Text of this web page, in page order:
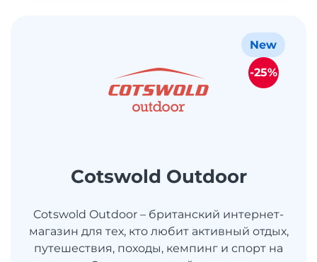
Cotswold Outdoor
Cotswold Outdoor – британский интернет-
магазин для тех, кто любит активный отдых,
путешествия, походы, кемпинг и спорт на
New
-25%